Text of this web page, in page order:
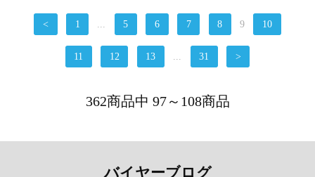
< 1 ... 5 6 7 8 9 10
11 12 13 ... 31 >
362商品中 97～108商品
バイヤーブログ